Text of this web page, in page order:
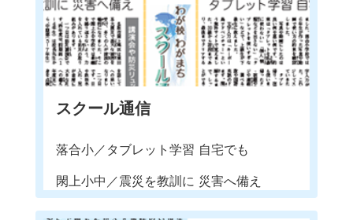
スクール通信
落合小／タブレット学習 自宅でも
閖上小中／震災を教訓に 災害へ備え